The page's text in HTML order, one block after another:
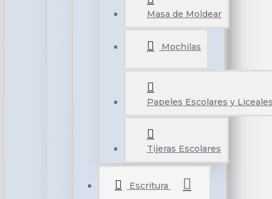
Masa de Moldear
Mochilas
Papeles Escolares y
Tijeras Escolares
Escritura